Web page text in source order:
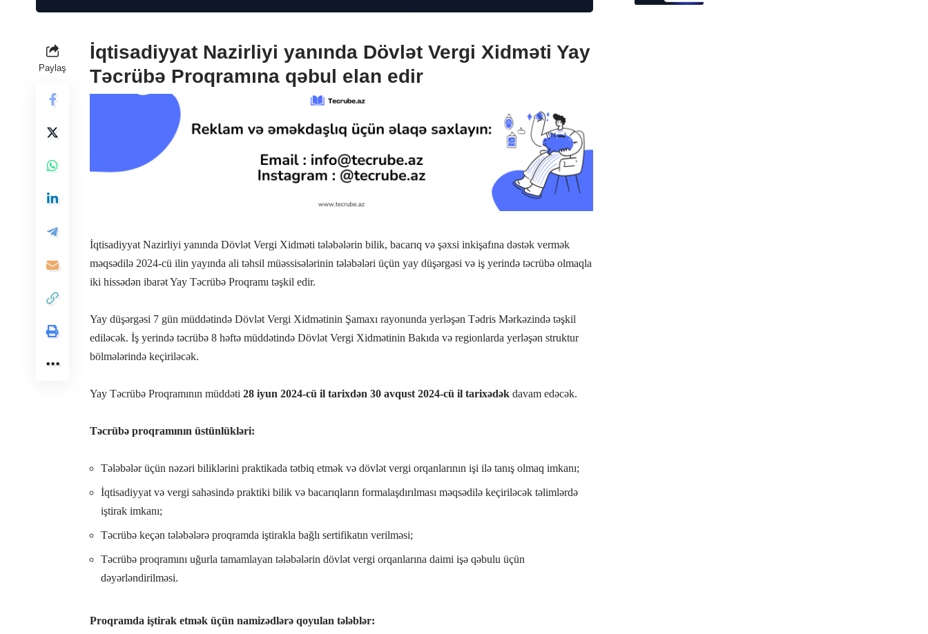
Paylaş
İqtisadiyyat Nazirliyi yanında Dövlət Vergi Xidməti Yay
Təcrübə Proqramına qəbul elan edir
İqtisadiyyat Nazirliyi yanında Dövlət Vergi Xidməti tələbələrin bilik, bacarıq və şəxsi inkişafına dəstək vermək
məqsədilə 2024-cü ilin yayında ali təhsil müəssisələrinin tələbələri üçün yay düşərgəsi və iş yerində təcrübə olmaqla
iki hissədən ibarət Yay Təcrübə Proqramı təşkil edir.
Yay düşərgəsi 7 gün müddətində Dövlət Vergi Xidmətinin Şamaxı rayonunda yerləşən Tədris Mərkəzində təşkil
ediləcək. İş yerində təcrübə 8 həftə müddətində Dövlət Vergi Xidmətinin Bakıda və regionlarda yerləşən struktur
bölmələrində keçiriləcək.
Yay Təcrübə Proqramının müddəti 28 iyun 2024-cü il tarixdən 30 avqust 2024-cü il tarixədək davam edəcək.
Təcrübə proqramının üstünlükləri:
Tələbələr üçün nəzəri biliklərini praktikada tətbiq etmək və dövlət vergi orqanlarının işi ilə tanış olmaq imkanı;
İqtisadiyyat və vergi sahəsində praktiki bilik və bacarıqların formalaşdırılması məqsədilə keçiriləcək təlimlərdə
iştirak imkanı;
Təcrübə keçən tələbələrə proqramda iştirakla bağlı sertifikatın verilməsi;
Təcrübə proqramını uğurla tamamlayan tələbələrin dövlət vergi orqanlarına daimi işə qəbulu üçün
dəyərləndirilməsi.
Proqramda iştirak etmək üçün namizədlərə qoyulan tələblər: